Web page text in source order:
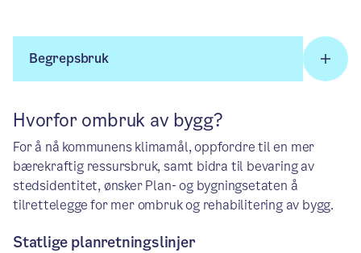
Begrepsbruk
Hvorfor ombruk av bygg?
For å nå kommunens klimamål, oppfordre til en mer
bærekraftig ressursbruk, samt bidra til bevaring av
stedsidentitet, ønsker Plan- og bygningsetaten å
tilrettelegge for mer ombruk og rehabilitering av bygg.
Statlige planretningslinjer